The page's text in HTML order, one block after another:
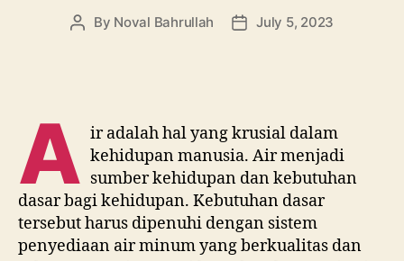
By Noval Bahrullah July 5, 2023
A ir adalah hal yang krusial dalam
kehidupan manusia. Air menjadi
sumber kehidupan dan kebutuhan
dasar bagi kehidupan. Kebutuhan dasar
tersebut harus dipenuhi dengan sistem
penyediaan air minum yang berkualitas dan